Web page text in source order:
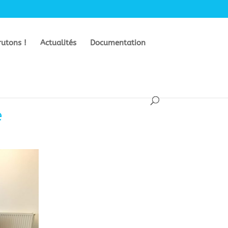
! Actualités Documentation